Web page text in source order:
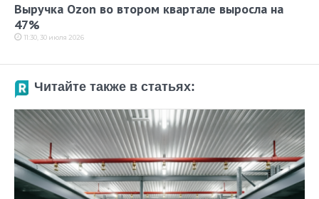
Выручка Ozon во втором квартале выросла на
47%
11:30, 30 июля 2026
Читайте также в статьях: